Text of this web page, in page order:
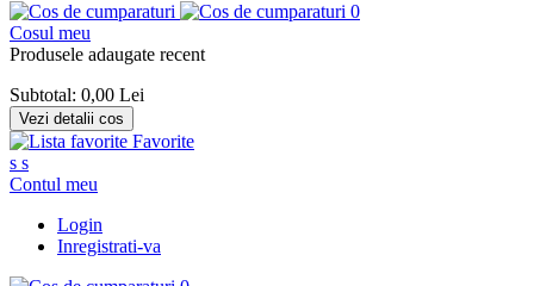
0
Cosul meu
Produsele adaugate recent
Subtotal: 0,00 Lei
Vezi detalii cos
Favorite
s s
Contul meu
Login
Inregistrati-va